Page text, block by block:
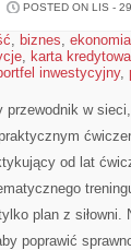
POSTED ON LIS -
, biznes, ekonomia
, karta kredytowa
inwestycyjny,
przewodnik w
od lat
plan z siłowni.
poprawić